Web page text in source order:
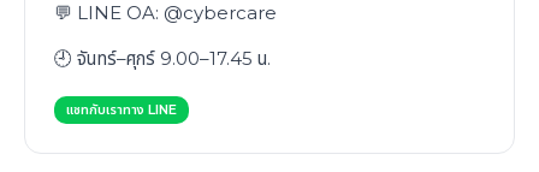
💬 LINE OA: @cybercare
🕘 จันทร์–ศุกร์ 9.00–17.45 น.
แชทกับเราทาง LINE